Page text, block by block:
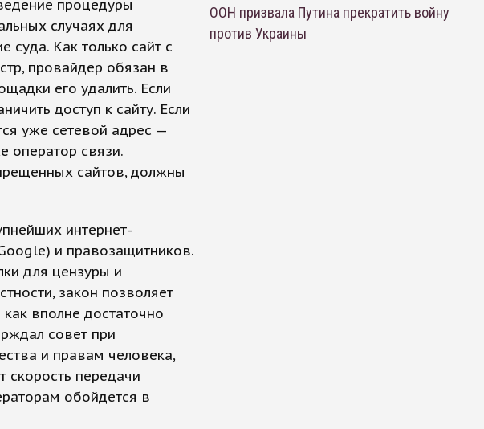
процедуры
случаях для
суда. Как только сайт с
провайдер обязан в
его удалить. Если
доступ к сайту. Если
уже сетевой адрес —
оператор связи.
сайтов, должны
интернет-
и правозащитников.
для цензуры и
закон позволяет
вполне достаточно
совет при
и правам человека,
скорость передачи
обойдется в
ООН призвала Путина прекратить войну
против Украины